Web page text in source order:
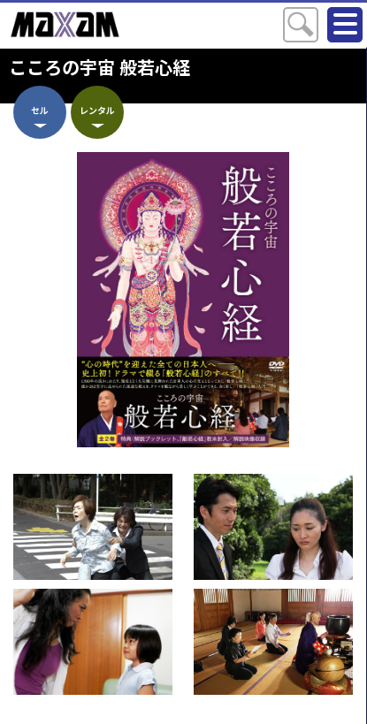
こころの宇宙 般若心経
セル レンタル